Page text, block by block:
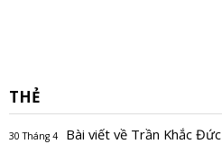
THẺ
30 Tháng 4 Bài viết về Trần Khắc Đức